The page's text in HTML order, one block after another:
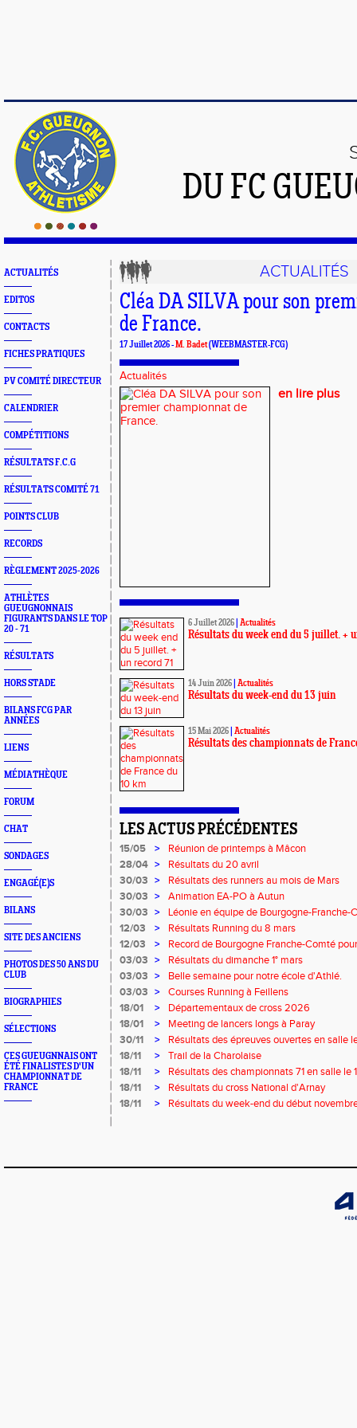
DU FC
ACTUALITÉS
EDITOS
CONTACTS
FICHES PRATIQUES
PV COMITÉ DIRECTEUR
CALENDRIER
COMPÉTITIONS
RÉSULTATS F.C.G
RÉSULTATS COMITÉ 71
POINTS CLUB
RECORDS
RÈGLEMENT 2025-2026
ATHLÈTES
GUEUGNONNAIS
FIGURANTS DANS LE TOP
20 - 71
RÉSULTATS
HORS STADE
BILANS FCG PAR
ANNÉES
LIENS
MÉDIATHÈQUE
FORUM
CHAT
SONDAGES
ENGAGÉ(E)S
BILANS
SITE DES ANCIENS
PHOTOS DES 50 ANS DU
CLUB
BIOGRAPHIES
SÉLECTIONS
CES GUEUGNNAIS ONT
ÉTÉ FINALISTES D'UN
CHAMPIONNAT DE
FRANCE
ACTUALITÉS
Cléa DA SILVA pour son
de France.
17 Juillet 2026 -M. Badet(WEEBMASTER-FCG)
Actualités
en lire plus
6 Juillet 2026 Actualités
Résultats du week end du 5 juillet. +
14 Juin 2026 Actualités
Résultats du week-end du 13 juin
15 Mai 2026 Actualités
Résultats des championnats de
LES ACTUS PRÉCÉDENTES
15/05 >
Réunion de printemps à Mâcon
28/04 >
Résultats du 20 avril
30/03 >
Résultats des runners au mois de Mars
30/03 >
Animation EA-PO à Autun
30/03 >
Léonie en équipe de Bourgogne-Franche-
12/03
>
Résultats Running du 8 mars
12/03
>
Record de Bourgogne Franche-Comté
03/03 >
Résultats du dimanche 1° mars
03/03 >
Belle semaine pour notre école d'Athlé.
03/03 >
Courses Running à Feillens
18/01
>
Départementaux de cross 2026
18/01
>
Meeting de lancers longs à Paray
30/11
>
Résultats des épreuves ouvertes en salle
18/11
>
Trail de la Charolaise
18/11
>
Résultats des championnats 71 en salle le
18/11
>
Résultats du cross National d'Arnay
18/11
> Résultats du week-end du début